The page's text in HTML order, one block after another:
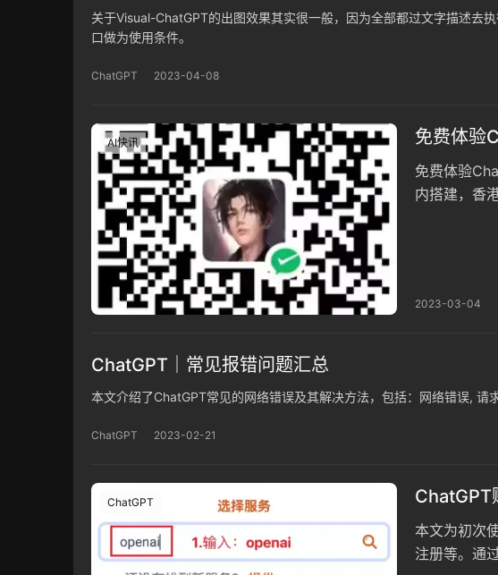
关于Visual-ChatGPT的出图效果其实很一般，因为全部都过文字描述去
口做为使用条件。
ChatGPT 2023-04-08
AI快讯 免费体验
免费体验
内搭建，香
2023-03-04
ChatGPT｜常见报错问题汇总
本文介绍了ChatGPT常见的网络错误及其解决方法，包括：网络错误,
ChatGPT 2023-02-21
ChatGPT ChatGPT
本文为初次
注册等。通